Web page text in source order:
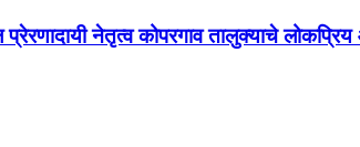
प्रेरणादायी नेतृत्व कोपरगाव तालुक्याचे